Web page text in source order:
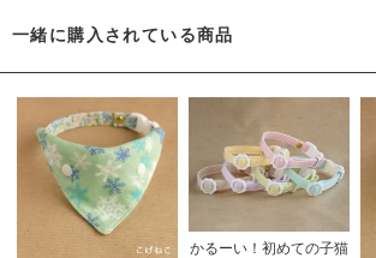
一緒に購入されている商品
かるーい！初めての子猫